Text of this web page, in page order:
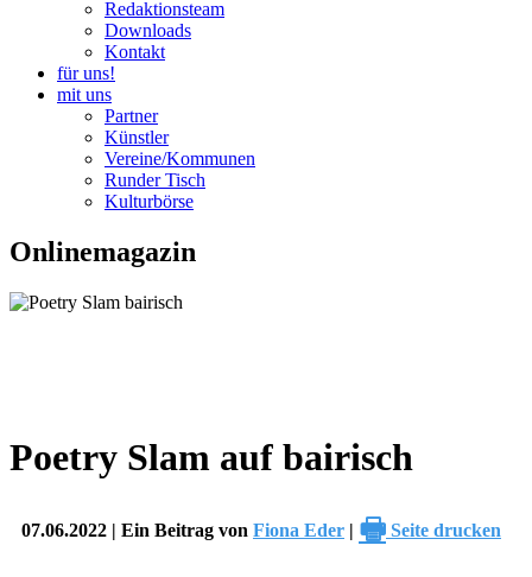
Redaktionsteam
Downloads
Kontakt
für uns!
mit uns
Partner
Künstler
Vereine/Kommunen
Runder Tisch
Kulturbörse
Onlinemagazin
Poetry Slam auf bairisch
07.06.2022 | Ein Beitrag von Fiona Eder | 🖶 Seite drucken